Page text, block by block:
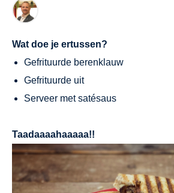
Wat doe je ertussen?
Gefrituurde berenklauw
Gefrituurde uit
Serveer met satésaus
Taadaaaahaaaaa!!